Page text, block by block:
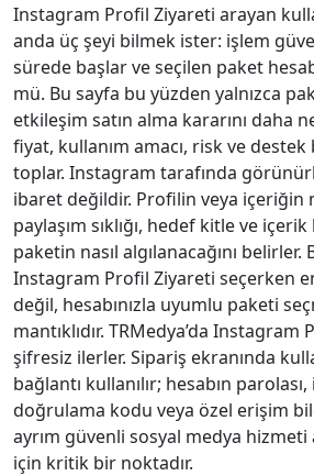
Instagram Profil Ziyareti arayan
anda üç şeyi bilmek ister: işlem
sürede başlar ve seçilen paket
mü. Bu sayfa bu yüzden yalnızca
etkileşim satın alma kararını daha
fiyat, kullanım amacı, risk ve
toplar. Instagram tarafında
ibaret değildir. Profilin veya içeriğin
paylaşım sıklığı, hedef kitle ve
paketin nasıl algılanacağını belirler.
Instagram Profil Ziyareti seçerken
değil, hesabınızla uyumlu paketi
mantıklıdır. TRMedya’da
şifresiz ilerler. Sipariş ekranında
bağlantı kullanılır; hesabın parolası,
doğrulama kodu veya özel erişim
ayrım güvenli sosyal medya hizmeti
için kritik bir noktadır.